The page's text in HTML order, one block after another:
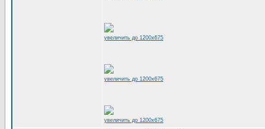
увеличить до 1200x675
увеличить до 1200x675
увеличить до 1200x675